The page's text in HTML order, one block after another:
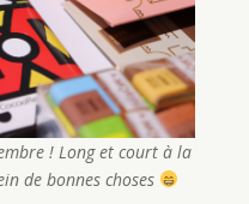
! Long et court à la
de bonnes choses